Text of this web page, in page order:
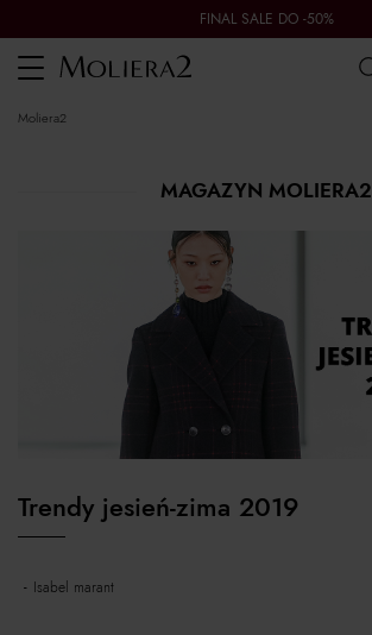
FINAL SALE DO -50%
Toggle
navigation
moliera2
MAGAZYN MOLIERA2
Trendy jesień-zima 2019
isabel marant